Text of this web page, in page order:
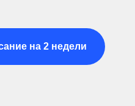
на 2 недели